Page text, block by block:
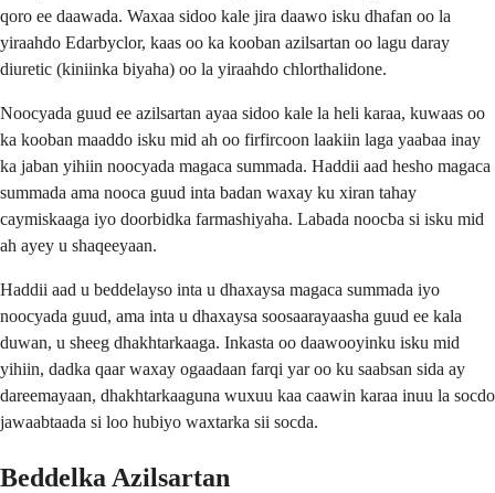
qoro ee daawada. Waxaa sidoo kale jira daawo isku dhafan oo la
yiraahdo Edarbyclor, kaas oo ka kooban azilsartan oo lagu daray
diuretic (kiniinka biyaha) oo la yiraahdo chlorthalidone.
Noocyada guud ee azilsartan ayaa sidoo kale la heli karaa, kuwaas oo
ka kooban maaddo isku mid ah oo firfircoon laakiin laga yaabaa inay
ka jaban yihiin noocyada magaca summada. Haddii aad hesho magaca
summada ama nooca guud inta badan waxay ku xiran tahay
caymiskaaga iyo doorbidka farmashiyaha. Labada noocba si isku mid
ah ayey u shaqeeyaan.
Haddii aad u beddelayso inta u dhaxaysa magaca summada iyo
noocyada guud, ama inta u dhaxaysa soosaarayaasha guud ee kala
duwan, u sheeg dhakhtarkaaga. Inkasta oo daawooyinku isku mid
yihiin, dadka qaar waxay ogaadaan farqi yar oo ku saabsan sida ay
dareemayaan, dhakhtarkaaguna wuxuu kaa caawin karaa inuu la socdo
jawaabtaada si loo hubiyo waxtarka sii socda.
Beddelka Azilsartan